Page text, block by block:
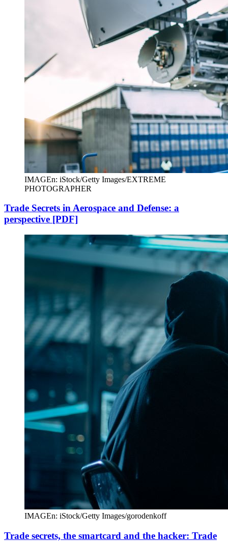
IMAGEn: iStock/Getty Images/EXTREME
PHOTOGRAPHER
Trade Secrets in Aerospace and Defense: a
perspective [PDF]
IMAGEn: iStock/Getty Images/gorodenkoff
Trade secrets, the smartcard and the hacker: Trade